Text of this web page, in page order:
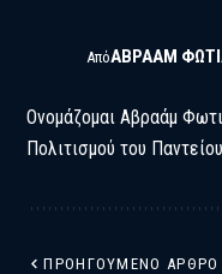
ΑπόΑΒΡΑΆΜ
Ονομάζομαι Αβραάμ
Πολιτισμού του
ΠΡΟΗΓΟΎΜΕΝΟ ΆΡΘΡΟ